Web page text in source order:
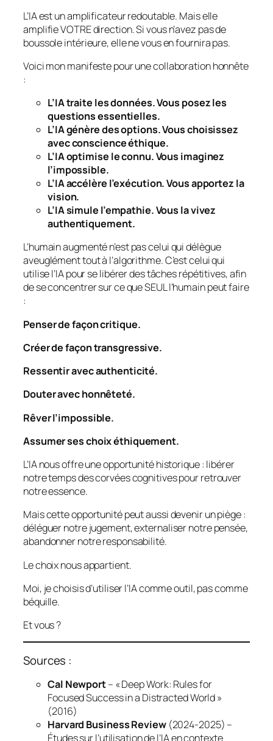
L’IA est un amplificateur redoutable. Mais elle
amplifie VOTRE direction. Si vous n’avez pas de
boussole intérieure, elle ne vous en fournira pas.
Voici mon manifeste pour une collaboration honnête
:
L’IA traite les données. Vous posez les
questions essentielles.
L’IA génère des options. Vous choisissez
avec conscience éthique.
L’IA optimise le connu. Vous imaginez
l’impossible.
L’IA accélère l’exécution. Vous apportez la
vision.
L’IA simule l’empathie. Vous la vivez
authentiquement.
L’humain augmenté n’est pas celui qui délègue
aveuglément tout à l’algorithme. C’est celui qui
utilise l’IA pour se libérer des tâches répétitives, afin
de se concentrer sur ce que SEUL l’humain peut faire
:
Penser de façon critique.
Créer de façon transgressive.
Ressentir avec authenticité.
Douter avec honnêteté.
Rêver l’impossible.
Assumer ses choix éthiquement.
L’IA nous offre une opportunité historique : libérer
notre temps des corvées cognitives pour retrouver
notre essence.
Mais cette opportunité peut aussi devenir un piège :
déléguer notre jugement, externaliser notre pensée,
abandonner notre responsabilité.
Le choix nous appartient.
Moi, je choisis d’utiliser l’IA comme outil, pas comme
béquille.
Et vous ?
Sources :
Cal Newport– « Deep Work: Rules for
Focused Success in a Distracted World »
(2016)
Harvard Business Review(2024-2025) –
Études sur l’utilisation de l’IA en contexte